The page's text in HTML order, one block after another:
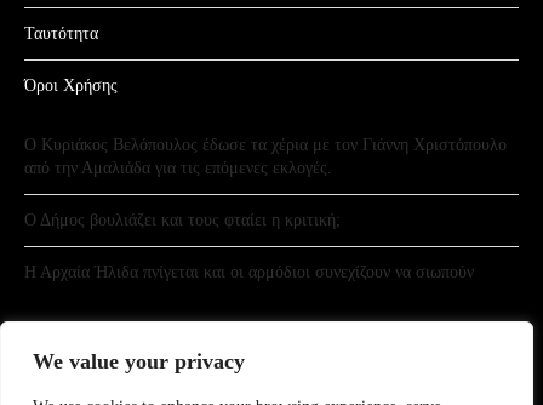
We value your privacy
Ταυτότητα
Όροι Χρήσης
Ο Κυριάκος Βελόπουλος έδωσε τα χέρια με τον Γιάννη Χριστόπουλο
από την Αμαλιάδα για τις επόμενες εκλογές.
Ο Δήμος βουλιάζει και τους φταίει η κριτική;
Η Αρχαία Ήλιδα πνίγεται και οι αρμόδιοι συνεχίζουν να σιωπούν